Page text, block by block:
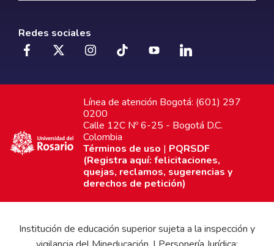
Redes sociales
Línea de atención Bogotá: (601) 297
0200
Calle 12C Nº 6-25 - Bogotá D.C.
Colombia
Términos de uso | PQRSDF
(Registra aquí: felicitaciones,
quejas, reclamos, sugerencias y
derechos de petición)
Institución de educación superior sujeta a la inspección y